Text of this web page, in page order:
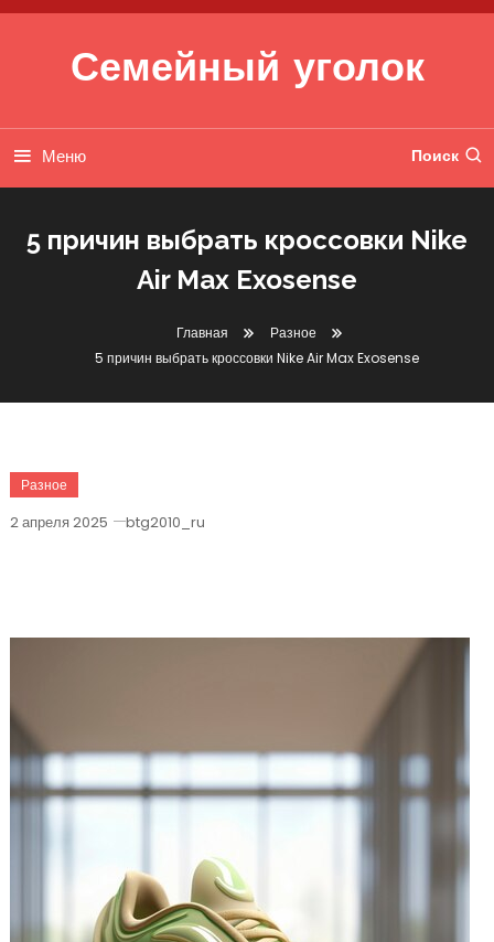
Перейти к содержимому
Семейный уголок
Меню Поиск
5 причин выбрать кроссовки Nike
Air Max Exosense
Главная
Разное
5 причин выбрать кроссовки Nike Air Max Exosense
Разное
2 апреля 2025 btg2010_ru